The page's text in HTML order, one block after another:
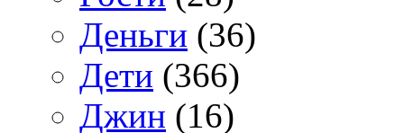
Деньги (36)
Дети (366)
Джин (16)